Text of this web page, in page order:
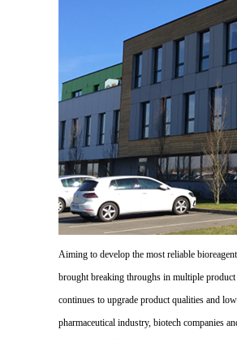
Aiming to develop the most reliable
brought breaking throughs in multiple
continues to upgrade product qualities and
pharmaceutical industry, biotech companies